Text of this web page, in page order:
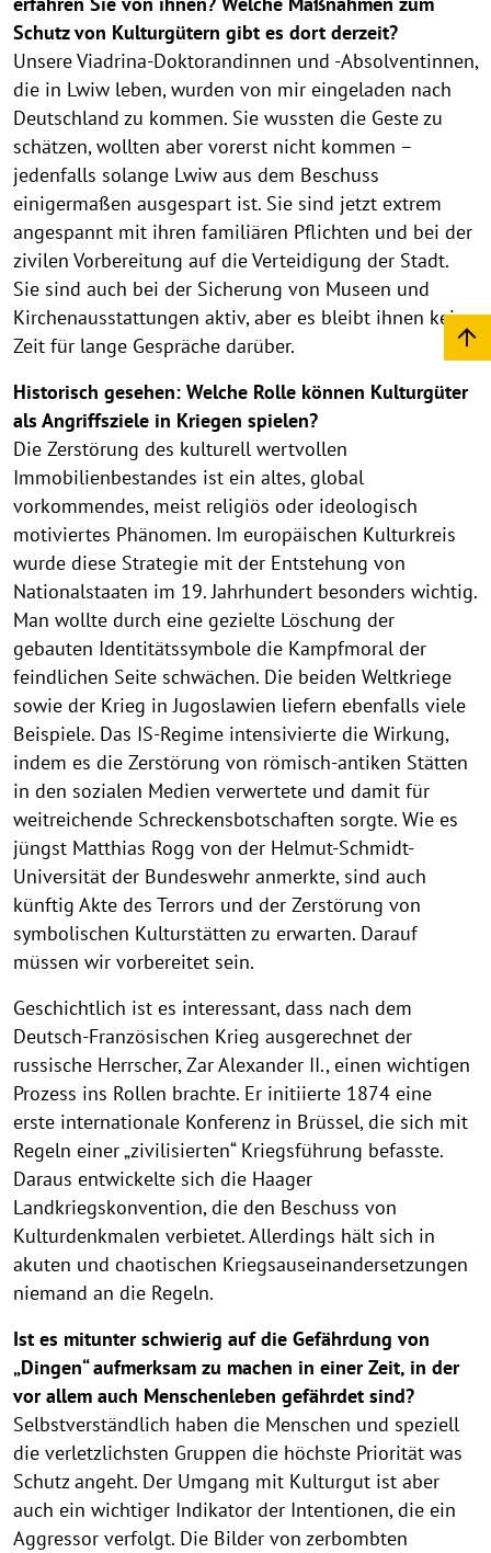
Schutz von Kulturgütern gibt es dort derzeit?
Unsere Viadrina-Doktorandinnen und -Absolventinnen,
die in Lwiw leben, wurden von mir eingeladen nach
Deutschland zu kommen. Sie wussten die Geste zu
schätzen, wollten aber vorerst nicht kommen –
jedenfalls solange Lwiw aus dem Beschuss
einigermaßen ausgespart ist. Sie sind jetzt extrem
angespannt mit ihren familiären Pflichten und bei der
zivilen Vorbereitung auf die Verteidigung der Stadt.
Sie sind auch bei der Sicherung von Museen und
Kirchenausstattungen aktiv, aber es bleibt ihnen keine
Zeit für lange Gespräche darüber.
Historisch gesehen: Welche Rolle können Kulturgüter
als Angriffsziele in Kriegen spielen?
Die Zerstörung des kulturell wertvollen
Immobilienbestandes ist ein altes, global
vorkommendes, meist religiös oder ideologisch
motiviertes Phänomen. Im europäischen Kulturkreis
wurde diese Strategie mit der Entstehung von
Nationalstaaten im 19. Jahrhundert besonders wichtig.
Man wollte durch eine gezielte Löschung der
gebauten Identitätssymbole die Kampfmoral der
feindlichen Seite schwächen. Die beiden Weltkriege
sowie der Krieg in Jugoslawien liefern ebenfalls viele
Beispiele. Das IS-Regime intensivierte die Wirkung,
indem es die Zerstörung von römisch-antiken Stätten
in den sozialen Medien verwertete und damit für
weitreichende Schreckensbotschaften sorgte. Wie es
jüngst Matthias Rogg von der Helmut-Schmidt-
Universität der Bundeswehr anmerkte, sind auch
künftig Akte des Terrors und der Zerstörung von
symbolischen Kulturstätten zu erwarten. Darauf
müssen wir vorbereitet sein.
Geschichtlich ist es interessant, dass nach dem
Deutsch-Französischen Krieg ausgerechnet der
russische Herrscher, Zar Alexander II., einen wichtigen
Prozess ins Rollen brachte. Er initiierte 1874 eine
erste internationale Konferenz in Brüssel, die sich mit
Regeln einer „zivilisierten“ Kriegsführung befasste.
Daraus entwickelte sich die Haager
Landkriegskonvention, die den Beschuss von
Kulturdenkmalen verbietet. Allerdings hält sich in
akuten und chaotischen Kriegsauseinandersetzungen
niemand an die Regeln.
Ist es mitunter schwierig auf die Gefährdung von
„Dingen“ aufmerksam zu machen in einer Zeit, in der
vor allem auch Menschenleben gefährdet sind?
Selbstverständlich haben die Menschen und speziell
die verletzlichsten Gruppen die höchste Priorität was
Schutz angeht. Der Umgang mit Kulturgut ist aber
auch ein wichtiger Indikator der Intentionen, die ein
Aggressor verfolgt. Die Bilder von zerbombten